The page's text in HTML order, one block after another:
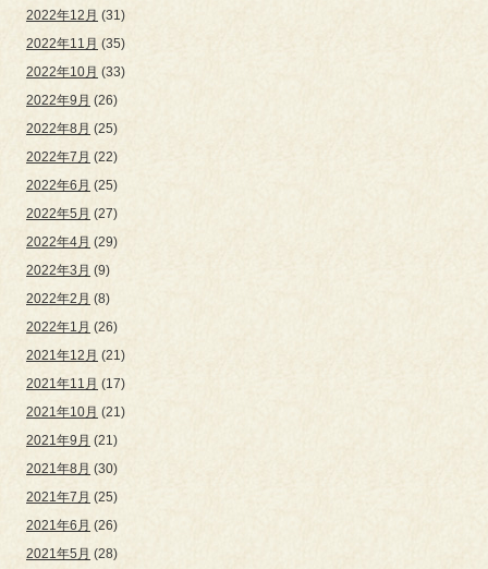
2022年12月 (31)
2022年11月 (35)
2022年10月 (33)
2022年9月 (26)
2022年8月 (25)
2022年7月 (22)
2022年6月 (25)
2022年5月 (27)
2022年4月 (29)
2022年3月 (9)
2022年2月 (8)
2022年1月 (26)
2021年12月 (21)
2021年11月 (17)
2021年10月 (21)
2021年9月 (21)
2021年8月 (30)
2021年7月 (25)
2021年6月 (26)
2021年5月 (28)